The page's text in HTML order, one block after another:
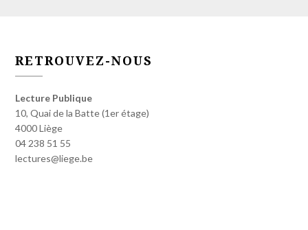
RETROUVEZ-NOUS
Lecture Publique
10, Quai de la Batte (1er étage)
4000 Liège
04 238 51 55
lectures@liege.be